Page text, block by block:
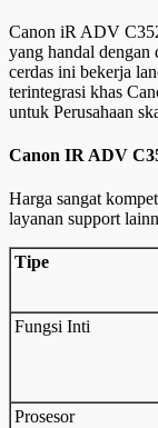
Canon iR ADV
yang handal dengan
cerdas ini bekerja
terintegrasi khas
untuk Perusahaan
Canon IR ADV
Harga sangat
layanan support
Tipe
Fungsi Inti
Prosesor